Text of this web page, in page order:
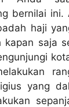
bernilai ini.
haji
kapan saja
yang